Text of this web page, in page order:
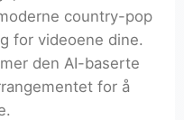
country-pop
for videoene dine.
den AI-baserte
for å